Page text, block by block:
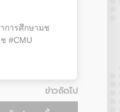
การศึกษามช
#CMU
ข่าวถัดไป